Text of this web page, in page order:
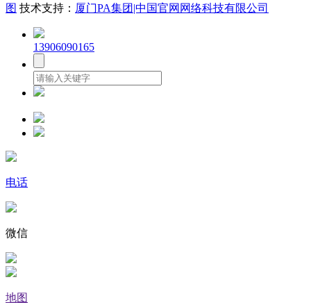
图 技术支持： 厦门PA集团|中国官网网络科技有限公司
13906090165
电话
微信
地图